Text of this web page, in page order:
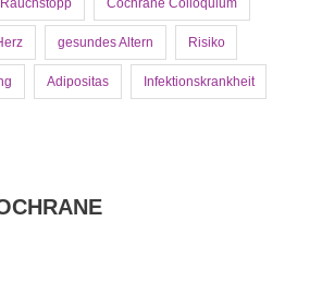
gesundes Altern Risiko
Adipositas Infektionskrankheit